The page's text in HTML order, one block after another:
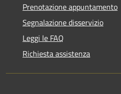
Prenotazione appuntamento
Segnalazione disservizio
Leggi le FAQ
Richiesta assistenza